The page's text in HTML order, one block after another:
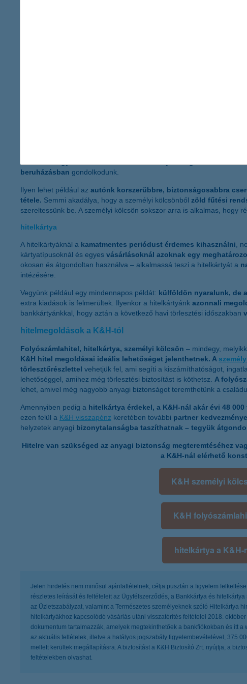
tervezett nagyobb kiadásainkat valósíthatjuk meg
beruházásban gondolkodunk.
Ilyen lehet például az autónk korszerűbbre, biztonságosabbra
tétele. Semmi akadálya, hogy a személyi kölcsönből zöld fűtési
szereltessünk be. A személyi kölcsön sokszor arra is alkalmas, hogy
hitelkártya
A hitelkártyáknál a kamatmentes periódust érdemes kihasználni,
kártyatípusoknál és egyes vásárlásoknál azoknak egy
okosan és átgondoltan használva – alkalmassá teszi a hitelkártyát a
intézésére.
Vegyünk például egy mindennapos példát: külföldön nyaralunk, de
extra kiadások is felmerültek. Ilyenkor a hitelkártyánk azonnali
bankkártyánkkal, hogy aztán a következő havi törlesztési időszakban
hitelmegoldások a K&H-tól
Folyószámlahitel, hitelkártya, személyi kölcsön – mindegy,
K&H hitel megoldásai ideális lehetőséget jelenthetnek. A
törlesztőrészlettel vehetjük fel, ami segíti a kiszámíthatóságot,
lehetőséggel, amihez még törlesztési biztosítást is köthetsz. A
lehet, amivel még nagyobb anyagi biztonságot teremthetünk a
Amennyiben pedig a hitelkártya érdekel, a K&H-nál akár évi 48
ezen felül a K&H visszapénz keretében további partner
helyzetek anyagi bizonytalanságba taszíthatnak – tegyük
Hitelre van szükséged az anyagi biztonság megteremtéséhez
a K&H-nál elérhető
K&H személyi
K&H
hitelkártya a K&H-
Jelen hirdetés nem minősül ajánlattételnek, célja pusztán a figyelem
részletes leírását és feltételeit az Ügyfélszerződés, a Bankkártya és
az Üzletszabályzat, valamint a Természetes személyeknek szóló Hitelkártya
hitelkártyákhoz kapcsolódó vásárlás utáni visszatérítés feltételei 2018.
dokumentum tartalmazzák, amelyek megtekinthetőek a bankfiókokban és itt
az aktuális feltételek, illetve a hatályos jogszabály figyelembevételével, 375
mellett kerültek megállapításra. A biztosítást a K&H Biztosító Zrt. nyújtja, a
feltételekben olvashat.